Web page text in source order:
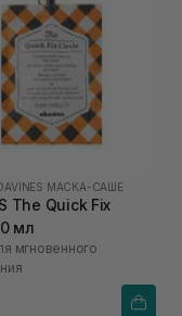
МАСКА-САШЕ
The Quick Fix
мл
мгновенного